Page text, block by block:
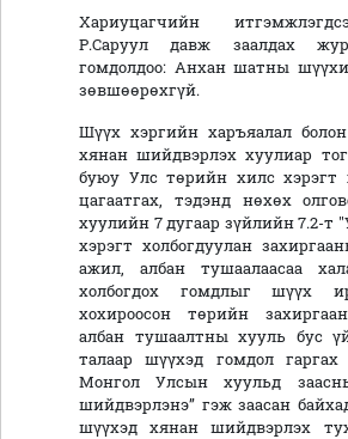
Хариуцагчийн
Р.Саруул давж заалдах
гомдолдоо: Анхан шатны
зөвшөөрөхгүй.
Шүүх хэргийн харъяалал
хянан шийдвэрлэх хуулиар
буюу Улс төрийн хилс хэрэгт
цагаатгах, тэдэнд нөхөх
хуулийн 7 дугаар зүйлийн 7.2-т
хэрэгт холбогдуулан
ажил, албан тушаалаасаа
холбогдох гомдлыг шүүх
хохироосон төрийн
албан тушаалтны хууль бус
талаар шүүхэд гомдол
Монгол Улсын хуульд
шийдвэрлэнэ” гэж заасан
шүүхэд хянан шийдвэрлэх